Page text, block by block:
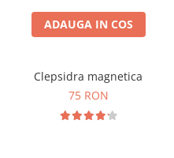
ADAUGA IN COS
Clepsidra magnetica
75 RON